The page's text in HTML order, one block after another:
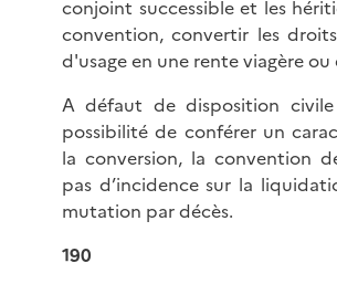
conjoint successible et les
convention, convertir les
d'usage en une rente viagère
A défaut de disposition civile
possibilité de conférer un
la conversion, la convention
pas d’incidence sur la
mutation par décès.
190